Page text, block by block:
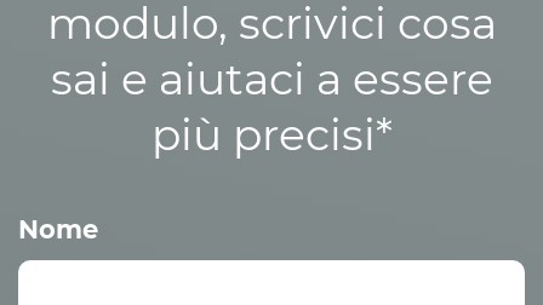
modulo, scrivici cosa
sai e aiutaci a essere
più precisi*
Nome